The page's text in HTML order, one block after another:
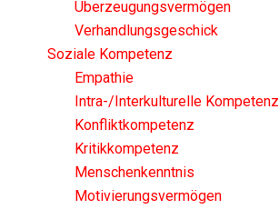
Überzeugungsvermögen
Verhandlungsgeschick
Soziale Kompetenz
Empathie
Intra-/Interkulturelle Kompetenz
Konfliktkompetenz
Kritikkompetenz
Menschenkenntnis
Motivierungsvermögen